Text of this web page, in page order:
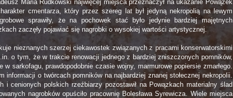
Maria Rudkowski najwięcej miejsca przeznaczył na ukazanie Powązek
cmentarza, który przez szereg lat był jedyną nekropolią na lewym
sprawiły, że na pochowek stać było jedynie bardziej majętnych
zaczęły pojawiać się nagrobki o wysokiej wartości artystycznej.
nieznanych szerzej ciekawostek związanych z pracami konserwatorskimi
o tym, że w trakcie renowacji jednego z bardziej zniszczonych pomników,
sarkofagu, prawdopodobnie czasie wojny, marmurowe popiersie zmarłego.
informacji o twórcach pomników na najbardziej znanej stołecznej nekropolii.
cenionych polskich rzeźbiarzy pozostawił na Powązkach materialny ślad
nagrobków opuściło pracownię Bolesława Syrewicza. Wiele miejsca